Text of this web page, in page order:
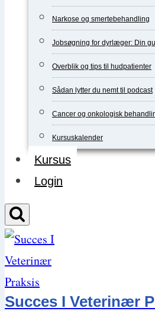
Narkose og smertebehandling
Jobsøgning for dyrlæger: Din
Overblik og tips til hudpatienter
Sådan lytter du nemt til podcast
Cancer og onkologisk
Kursuskalender
Kursus
Login
Succes I Veterinær